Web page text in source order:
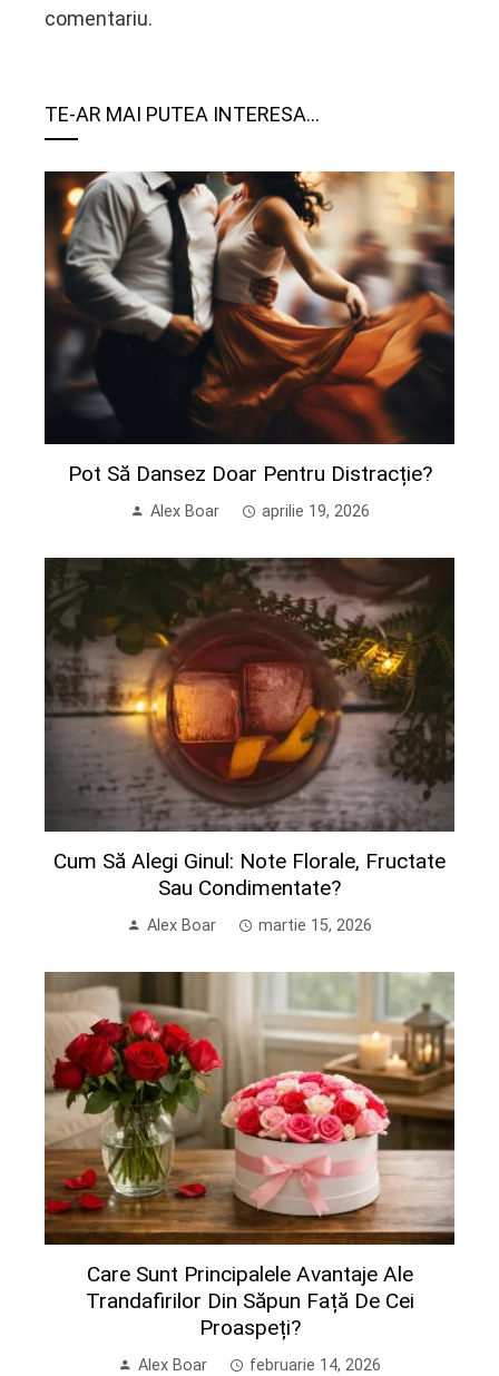
comentariu.
TE-AR MAI PUTEA INTERESA...
Pot Să Dansez Doar Pentru Distracție?
Alex Boar aprilie 19, 2026
Cum Să Alegi Ginul: Note Florale, Fructate
Sau Condimentate?
Alex Boar martie 15, 2026
Care Sunt Principalele Avantaje Ale
Trandafirilor Din Săpun Față De Cei
Proaspeți?
Alex Boar februarie 14, 2026